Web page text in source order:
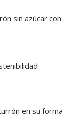
sin azúcar con
en su forma